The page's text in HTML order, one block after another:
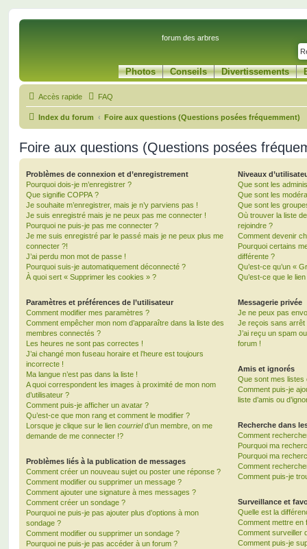
forum des arbres
Photos Conseils Divertissements
Accès rapide FAQ
Index du forum Foire aux questions (Questions posées fréquemment)
Foire aux questions (Questions posées
Problèmes de connexion et d’enregistrement
Pourquoi dois-je m’enregistrer ?
Que signifie COPPA ?
Je souhaite m’enregistrer, mais je n’y parviens pas !
Je suis enregistré mais je ne peux pas me connecter !
Pourquoi ne puis-je pas me connecter ?
Je me suis enregistré par le passé mais je ne peux plus me
connecter ?!
J’ai perdu mon mot de passe !
Pourquoi suis-je automatiquement déconnecté ?
À quoi sert « Supprimer les cookies » ?
Paramètres et préférences de l’utilisateur
Comment modifier mes paramètres ?
Comment empêcher mon nom d’apparaître dans la liste des
membres connectés ?
Les heures ne sont pas correctes !
J’ai changé mon fuseau horaire et l’heure est toujours
incorrecte !
Ma langue n’est pas dans la liste !
A quoi correspondent les images à proximité de mon nom
d’utilisateur ?
Comment puis-je afficher un avatar ?
Qu’est-ce que mon rang et comment le modifier ?
Lorsque je clique sur le lien courrield’un membre, on me
demande de me connecter !?
Problèmes liés à la publication de messages
Comment créer un nouveau sujet ou poster une réponse ?
Comment modifier ou supprimer un message ?
Comment ajouter une signature à mes messages ?
Comment créer un sondage ?
Pourquoi ne puis-je pas ajouter plus d’options à mon
sondage ?
Comment modifier ou supprimer un sondage ?
Pourquoi ne puis-je pas accéder à un forum ?
Niveaux
Que sont les
Que sont les
Que sont les
Où trouver la liste
rejoindre ?
Comment devenir
Pourquoi certains
différente ?
Qu’est-ce qu’un «
Qu’est-ce que le
Messagerie privée
Je ne peux pas
Je reçois sans arrêt
J’ai reçu un spam
forum !
Amis et ignorés
Que sont mes listes
Comment puis-je
liste d’amis ou
Recherche dans
Comment
Pourquoi ma
Pourquoi ma
Comment
Comment puis-je
Surveillance et
Quelle est la
Comment mettre en
Comment surveiller
Comment puis-je